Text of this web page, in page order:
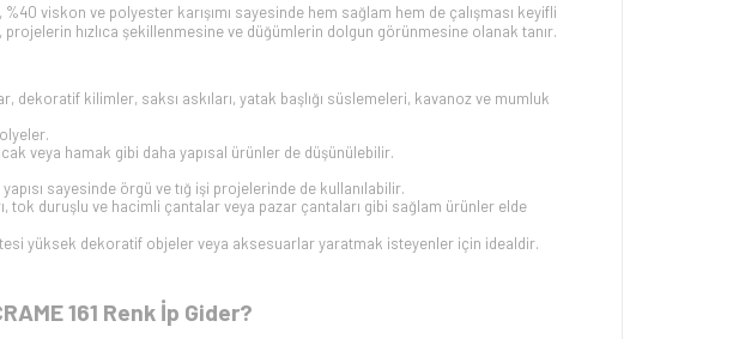
%40 viskon ve polyester karışımı sayesinde hem sağlam hem de çalışması keyifli
projelerin hızlıca şekillenmesine ve düğümlerin dolgun görünmesine olanak tanır.
dekoratif kilimler, saksı askıları, yatak başlığı süslemeleri, kavanoz ve mumluk
veya hamak gibi daha yapısal ürünler de düşünülebilir.
sayesinde örgü ve tığ işi projelerinde de kullanılabilir.
tok duruşlu ve hacimli çantalar veya pazar çantaları gibi sağlam ürünler elde
yüksek dekoratif objeler veya aksesuarlar yaratmak isteyenler için idealdir.
161 Renk İp Gider?